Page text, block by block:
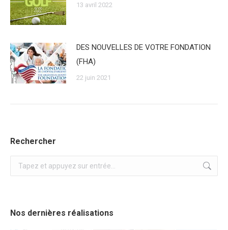
13 avril 2022
DES NOUVELLES DE VOTRE FONDATION
(FHA)
22 juin 2021
Rechercher
Recherche
:
Nos dernières réalisations